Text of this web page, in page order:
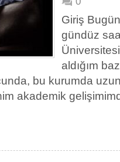
Giriş
gündüz
aldığım
bu kurumda
akademik